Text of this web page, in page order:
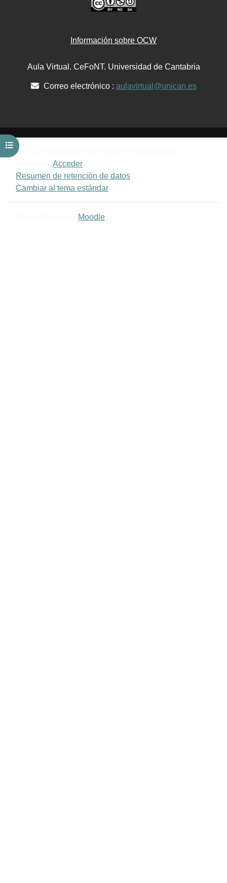
Abrir índice del curso
Información sobre OCW
Aula Virtual. CeFoNT. Universidad de Cantabria
Correo electrónico : aulavirtual@unican.es
En este momento está usando el acceso para
Acceder
Resumen de retención de datos
Cambiar al tema estándar
Moodle